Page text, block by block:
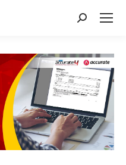
Search: